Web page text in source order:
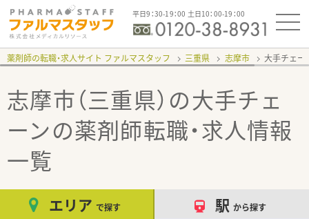
平日9：30-19：00 土日10：00-19：00
薬剤師の転職・求人サイト ファルマスタッフ 三重県 志摩市 大手チェー
志摩市（三重県）の大手チェ
ーンの薬剤師転職・求人情報
一覧
エリア で探す 駅 から探す